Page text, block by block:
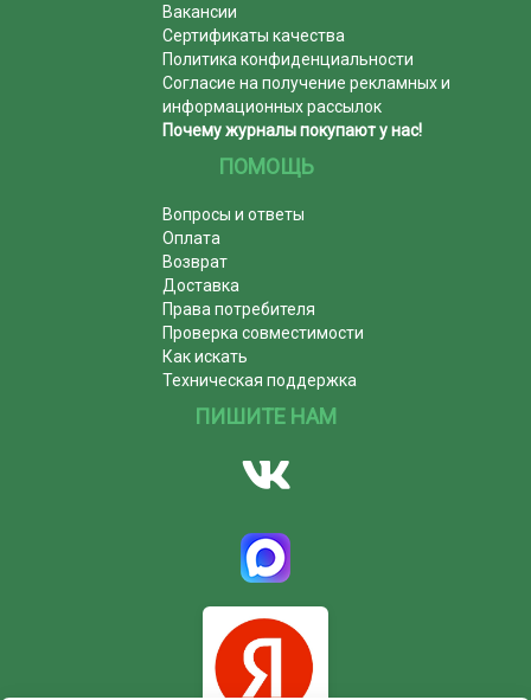
Вакансии
Сертификаты качества
Политика конфиденциальности
Согласие на получение рекламных и
информационных рассылок
Почему журналы покупают у нас!
ПОМОЩЬ
Вопросы и ответы
Оплата
Возврат
Доставка
Права потребителя
Проверка совместимости
Как искать
Техническая поддержка
ПИШИТЕ НАМ